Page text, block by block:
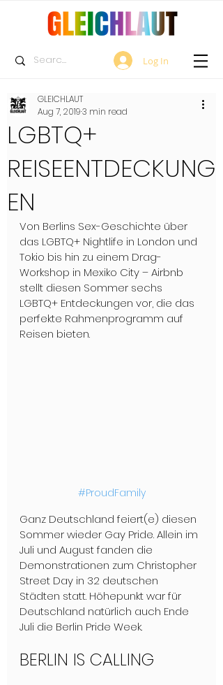
Log In
LGBTQ+
REISEENTDECKUNG
EN
GLEICHLAUT
Aug 7, 20193 min read
Von Berlins Sex-Geschichte über
das LGBTQ+ Nightlife in London und
Tokio bis hin zu einem Drag-
Workshop in Mexiko City – Airbnb
stellt diesen Sommer sechs
LGBTQ+ Entdeckungen vor, die das
perfekte Rahmenprogramm auf
Reisen bieten.
#ProudFamily
Ganz Deutschland feiert(e) diesen
Sommer wieder Gay Pride. Allein im
Juli und August fanden die
Demonstrationen zum Christopher
Street Day in 32 deutschen
Städten statt. Höhepunkt war für
Deutschland natürlich auch Ende
Juli die Berlin Pride Week.
BERLIN IS CALLING